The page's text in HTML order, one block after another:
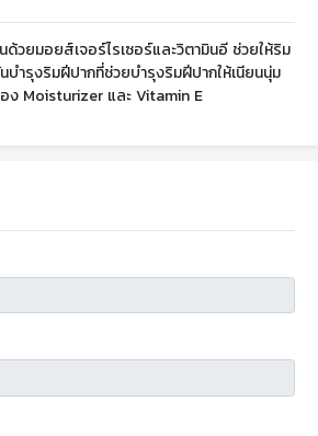
วยมอยส์เจอร์ไรเซอร์และวิตามินอี ช่วยให้ริม
บำรุงริมฝีปากที่ช่วยบำรุงริมฝีปากให้เนียนนุ่ม
ง Moisturizer และ Vitamin E